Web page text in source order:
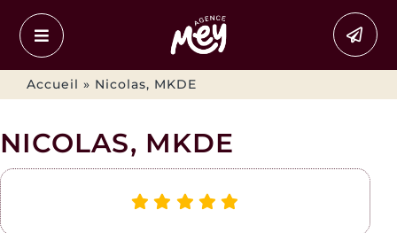
Passer
contenu
Accueil » Nicolas, MKDE
NICOLAS, MKDE